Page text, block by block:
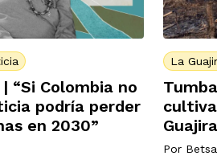
| “Si Colombia no
podría perder
en 2030”
La
Por